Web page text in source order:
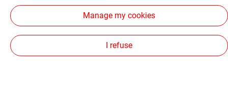
VOIR LE NUMÉRO COMMANDER
more information, refer to the "Personal Data and Tracker
Policy" page.
Manage my cookies
I refuse